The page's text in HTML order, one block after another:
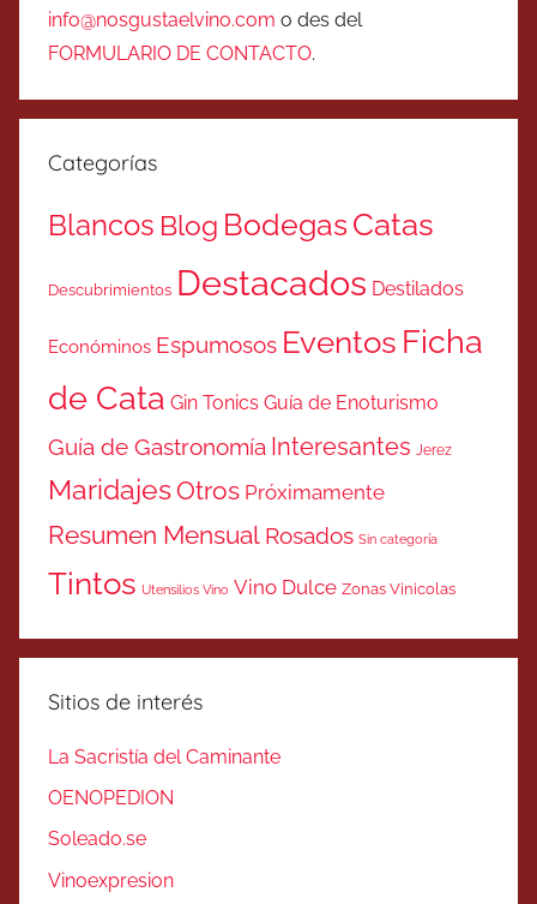
info@nosgustaelvino.com o des del
FORMULARIO DE CONTACTO.
Categorías
Blancos Blog BodegasCatas
Descubrimientos Destacados Destilados
Económinos Espumosos Eventos Ficha
de Cata Gin Tonics Guía de Enoturismo
Guía de Gastronomía Interesantes Jerez
MaridajesOtros Próximamente
Resumen Mensual Rosados Sin categoría
Tintos Utensilios Vino Vino Dulce Zonas Vinicolas
Sitios de interés
La Sacristía del Caminante
OENOPEDION
Soleado.se
Vinoexpresion